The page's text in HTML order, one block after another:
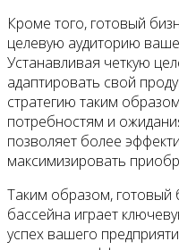
Кроме того, готовый
целевую аудиторию
Устанавливая четкую
адаптировать свой
стратегию таким
потребностям и
позволяет более
максимизировать
Таким образом, готовый
бассейна играет
успех вашего